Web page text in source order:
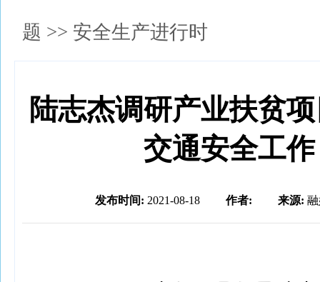
题 >> 安全生产进行时
陆志杰调研产业扶贫
交通安全工作
发布时间: 2021-08-18 作者: 来源: